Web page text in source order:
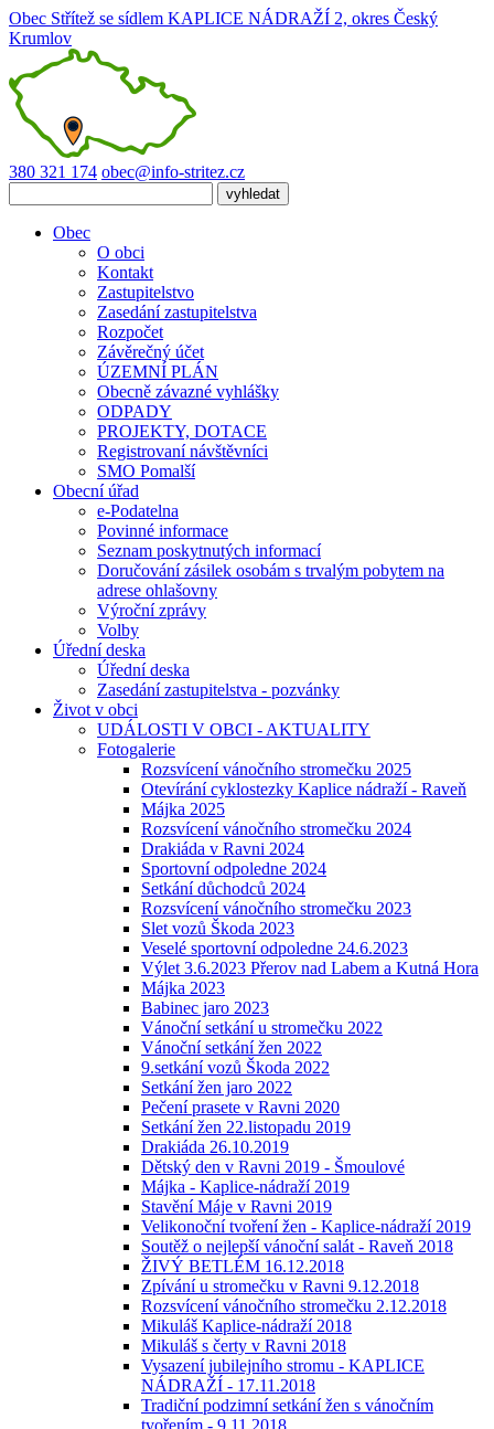
Obec Střítež se sídlem KAPLICE NÁDRAŽÍ 2, okres Český
Krumlov
380 321 174 obec@info-stritez.cz
Obec
O obci
Kontakt
Zastupitelstvo
Zasedání zastupitelstva
Rozpočet
Závěrečný účet
ÚZEMNÍ PLÁN
Obecně závazné vyhlášky
ODPADY
PROJEKTY, DOTACE
Registrovaní návštěvníci
SMO Pomalší
Obecní úřad
e-Podatelna
Povinné informace
Seznam poskytnutých informací
Doručování zásilek osobám s trvalým pobytem na
adrese ohlašovny
Výroční zprávy
Volby
Úřední deska
Úřední deska
Zasedání zastupitelstva - pozvánky
Život v obci
UDÁLOSTI V OBCI - AKTUALITY
Fotogalerie
Rozsvícení vánočního stromečku 2025
Otevírání cyklostezky Kaplice nádraží - Raveň
Májka 2025
Rozsvícení vánočního stromečku 2024
Drakiáda v Ravni 2024
Sportovní odpoledne 2024
Setkání důchodců 2024
Rozsvícení vánočního stromečku 2023
Slet vozů Škoda 2023
Veselé sportovní odpoledne 24.6.2023
Výlet 3.6.2023 Přerov nad Labem a Kutná Hora
Májka 2023
Babinec jaro 2023
Vánoční setkání u stromečku 2022
Vánoční setkání žen 2022
9.setkání vozů Škoda 2022
Setkání žen jaro 2022
Pečení prasete v Ravni 2020
Setkání žen 22.listopadu 2019
Drakiáda 26.10.2019
Dětský den v Ravni 2019 - Šmoulové
Májka - Kaplice-nádraží 2019
Stavění Máje v Ravni 2019
Velikonoční tvoření žen - Kaplice-nádraží 2019
Soutěž o nejlepší vánoční salát - Raveň 2018
ŽIVÝ BETLÉM 16.12.2018
Zpívání u stromečku v Ravni 9.12.2018
Rozsvícení vánočního stromečku 2.12.2018
Mikuláš Kaplice-nádraží 2018
Mikuláš s čerty v Ravni 2018
Vysazení jubilejního stromu - KAPLICE
NÁDRAŽÍ - 17.11.2018
Tradiční podzimní setkání žen s vánočním
tvořením - 9.11.2018